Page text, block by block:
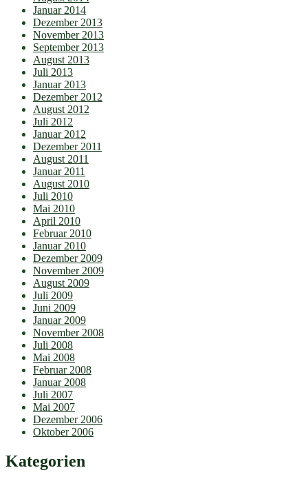
Januar 2014
Dezember 2013
November 2013
September 2013
August 2013
Juli 2013
Januar 2013
Dezember 2012
August 2012
Juli 2012
Januar 2012
Dezember 2011
August 2011
Januar 2011
August 2010
Juli 2010
Mai 2010
April 2010
Februar 2010
Januar 2010
Dezember 2009
November 2009
August 2009
Juli 2009
Juni 2009
Januar 2009
November 2008
Juli 2008
Mai 2008
Februar 2008
Januar 2008
Juli 2007
Mai 2007
Dezember 2006
Oktober 2006
Kategorien